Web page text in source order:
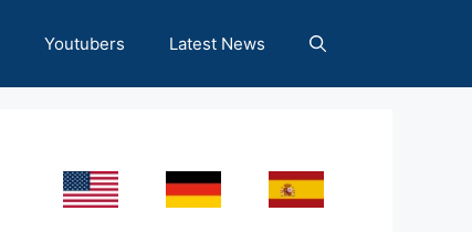
Youtubers Latest News